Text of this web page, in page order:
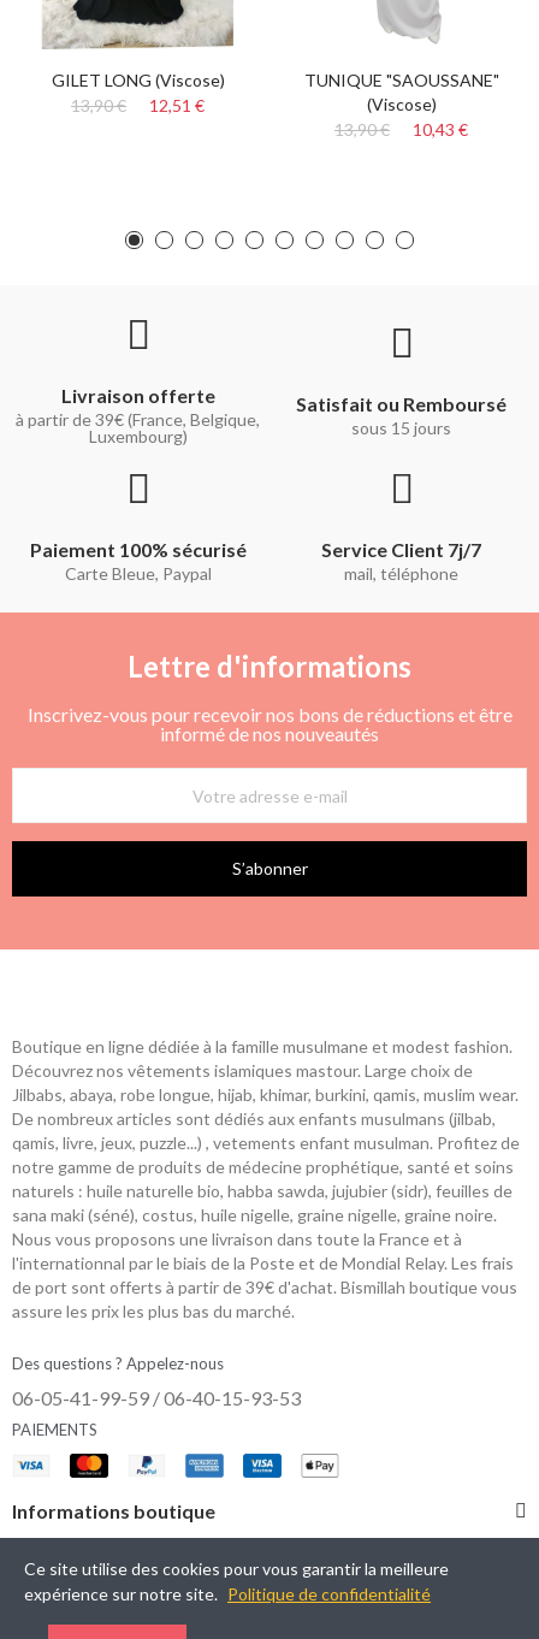
GILET LONG (Viscose)
13,90 €
12,51 €
TUNIQUE "SAOUSSANE"
(Viscose)
13,90 €
10,43 €
Livraison offerte
à partir de 39€ (France, Belgique,
Luxembourg)
Satisfait ou Remboursé
sous 15 jours
Paiement 100% sécurisé
Carte Bleue, Paypal
Service Client 7j/7
mail, téléphone
Lettre d'informations
Inscrivez-vous pour recevoir nos bons de réductions et être
informé de nos nouveautés
S’abonner
Boutique en ligne dédiée à la famille musulmane et modest fashion.
Découvrez nos vêtements islamiques mastour. Large choix de
Jilbabs, abaya, robe longue, hijab, khimar, burkini, qamis, muslim wear.
De nombreux articles sont dédiés aux enfants musulmans (jilbab,
qamis, livre, jeux, puzzle...) , vetements enfant musulman. Profitez de
notre gamme de produits de médecine prophétique, santé et soins
naturels : huile naturelle bio, habba sawda, jujubier (sidr), feuilles de
sana maki (séné), costus, huile nigelle, graine nigelle, graine noire.
Nous vous proposons une livraison dans toute la France et à
l'internationnal par le biais de la Poste et de Mondial Relay. Les frais
de port sont offerts à partir de 39€ d'achat. Bismillah boutique vous
assure les prix les plus bas du marché.
Des questions ? Appelez-nous
06-05-41-99-59 / 06-40-15-93-53
PAIEMENTS
Informations boutique
Catégories
Mon Compte
Ce site utilise des cookies pour vous garantir la meilleure
expérience sur notre site. Politique de confidentialité